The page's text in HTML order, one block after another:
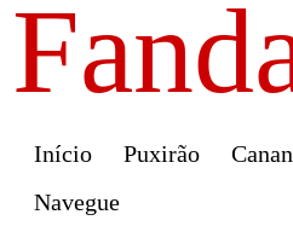
Início Puxirão
Navegue